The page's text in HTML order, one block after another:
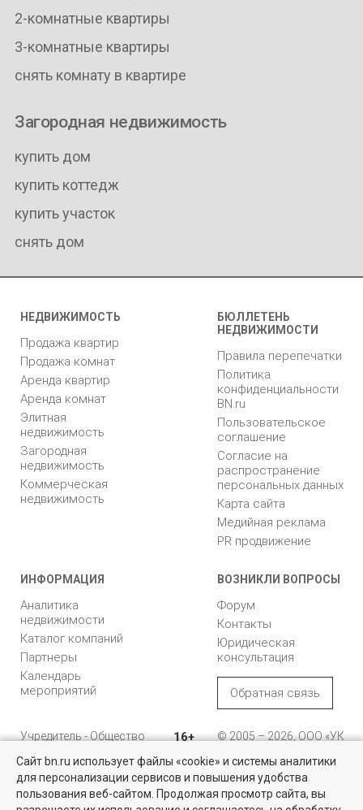
Недвижимость за городом
2-комнатные квартиры
3-комнатные квартиры
снять комнату в квартире
Загородная недвижимость
купить дом
купить коттедж
купить участок
снять дом
НЕДВИЖИМОСТЬ
Продажа квартир
Продажа комнат
Аренда квартир
Аренда комнат
Элитная
недвижимость
Загородная
недвижимость
Коммерческая
недвижимость
БЮЛЛЕТЕНЬ
НЕДВИЖИМОСТИ
Правила перепечатки
Политика
конфиденциальности
BN.ru
Пользовательское
соглашение
Согласие на
распространение
персональных данных
Карта сайта
Медийная реклама
PR продвижение
ИНФОРМАЦИЯ
Аналитика
недвижимости
Каталог компаний
Партнеры
Календарь
мероприятий
ВОЗНИКЛИ ВОПРОСЫ
Форум
Контакты
Юридическая
консультация
Обратная связь
Учредитель - Общество
ответственностью
"Управляющая
компания "Бюллетень
недвижимости"
16+
© 2005 – 2026, ООО «УК
196105, Санкт-
Петербург, пр. Юрия
Гагарина, 1
Сайт bn.ru использует файлы «cookie» и системы аналитики
для персонализации сервисов и повышения удобства
пользования веб-сайтом. Продолжая просмотр сайта, вы